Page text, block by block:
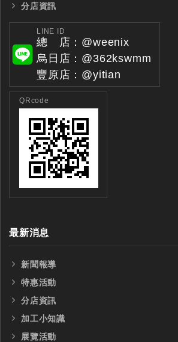
分店資訊
LINE ID
總 店：@weenix
烏日店：@362kswmm
豐原店：@yitian
QRcode
最新消息
新聞報導
特惠活動
分店資訊
加工小知識
展覽活動